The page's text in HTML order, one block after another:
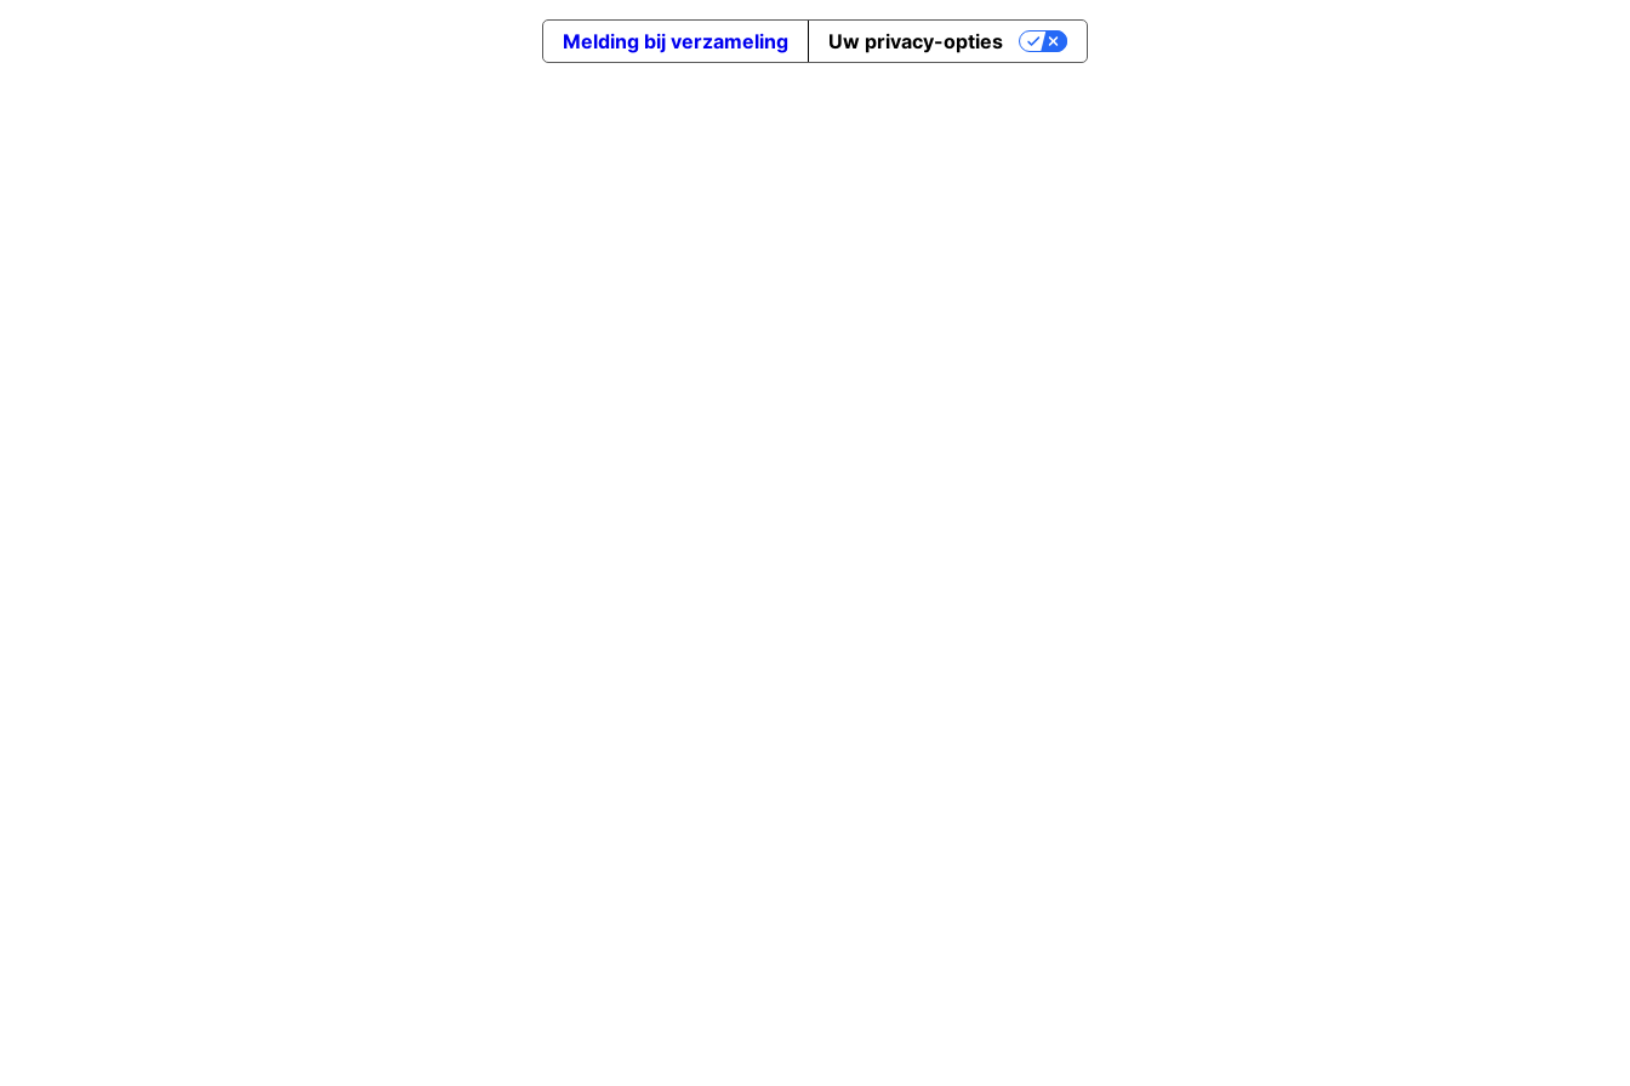
Melding bij verzameling Uw privacy-opties